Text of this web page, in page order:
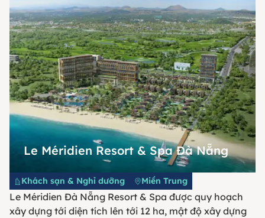
Le Méridien Resort & Spa Đà Nẵng
Khách sạn & Nghỉ dưỡng Miền Trung
Le Méridien Đà Nẵng Resort & Spa được quy hoạch
xây dựng tới diện tích lên tới 12 ha, mật độ xây dựng